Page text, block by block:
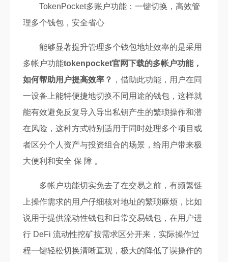
TokenPocket多账户功能：一键切换，高效管
理多个钱包，安全省心
能够显著提升管理多个钱包地址效率的是采用
多帐户功能tokenpocket官网下载的多帐户功能，
如何帮助用户提高效率？ ，借助此功能，用户在同
一设备上能特便捷地切换不同用途的钱包，这样就
能有效避免反复导入导出私钥产生的繁琐操作和潜
在风险，这种方式特别适用于同时处理多个项目或
者区分个人资产与投资组合的场景，给用户带来极
大便利和安全 保 障 。
多帐户功能切实免去了在交易之前，有频繁链
上操作需求的用户仔细核对地址的繁琐麻烦，比如
说用于提供流动性钱包和日常交易钱包，在用户进
行 DeFi 流动性挖矿按需求区分开来，实际操作过
程一键轻松切换清晰直观，极大的降低了误操作的